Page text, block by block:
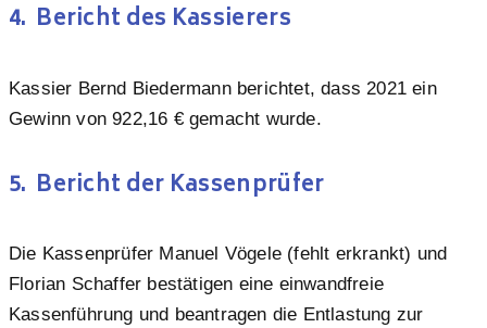
4. Bericht des Kassierers
Kassier Bernd Biedermann berichtet, dass 2021 ein
Gewinn von 922,16 € gemacht wurde.
5. Bericht der Kassenprüfer
Die Kassenprüfer Manuel Vögele (fehlt erkrankt) und
Florian Schaffer bestätigen eine einwandfreie
Kassenführung und beantragen die Entlastung zur